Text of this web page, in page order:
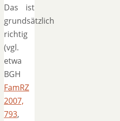
Das ist
grundsätzlich
richtig
(vgl.
etwa
BGH
FamRZ
2007,
793,